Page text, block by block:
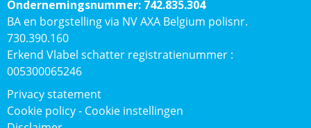
Ondernemingsnummer: 742.835.304
BA en borgstelling via NV AXA Belgium polisnr.
730.390.160
Erkend Vlabel schatter registratienummer :
005300065246
Privacy statement
Cookie policy- Cookie instellingen